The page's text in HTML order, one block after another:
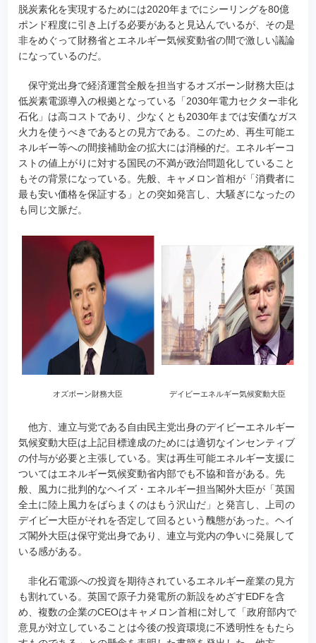
脱炭素化を実現するためには2020年までにシーリングを80億
ポンド程度に引き上げる必要があると見込んでいるが、その是
非をめぐって財務省とエネルギー気候変動省の間で激しい議論
になっているのだ。
保守党出身で経済運営全般を担当するオズボーン財務大臣は
低炭素電源導入の根拠となっている「2030年電力セクター非化
石化」は高コストであり、少なくとも2030年までは安価なガス
火力を使うべきであるとの見方である。このため、再生可能エ
ネルギー等への間接補助金の拡大には消極的だ。エネルギーコ
ストの値上がりに対する国民の不満が政治問題化していること
もその背景になっている。先般、キャメロン首相が「消費者に
最も安い価格を保証する」との突如発言し、大騒ぎになったの
も同じ文脈だ。
オズボーン財務大臣 デイビーエネルギー気候変動大臣
他方、連立与党である自由民主党出身のデイビーエネルギー
気候変動大臣は上記目標達成のためには適切なインセンティブ
の付与が必要と主張している。実は再生可能エネルギー支援に
ついてはエネルギー気候変動省内部でも不協和音がある。先
般、風力に批判的なヘイズ・エネルギー担当閣外大臣が「英国
全土に陸上風力をばらまくのはもう沢山だ」と発言し、上司の
デイビー大臣がそれを否定して回るという醜態があった。ヘイ
ズ閣外大臣は保守党出身であり、連立与党内の争いに発展して
いる感がある。
非化石電源への投資を期待されているエネルギー産業の見方
も割れている。英国で原子力発電所の新設をめざすEDFを含
め、複数の企業のCEOはキャメロン首相に対して「政府部内で
意見が対立していることは今後の投資環境に不透明性をもたら